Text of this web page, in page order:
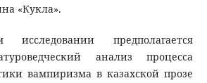
«Кукла».
исследовании предполагается
анализ процесса
вампиризма в казахской прозе